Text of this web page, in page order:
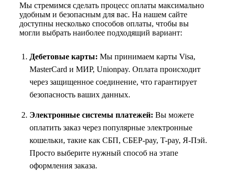
Мы стремимся сделать процесс оплаты максимально
удобным и безопасным для вас. На нашем сайте
доступны несколько способов оплаты, чтобы вы
могли выбрать наиболее подходящий вариант:
Дебетовые карты: Мы принимаем карты Visa,
MasterCard и МИР, Unionpay. Оплата происходит
через защищенное соединение, что гарантирует
безопасность ваших данных.
Электронные системы платежей: Вы можете
оплатить заказ через популярные электронные
кошельки, такие как СБП, СБЕР-pay, T-pay, Я-Пэй.
Просто выберите нужный способ на этапе
оформления заказа.